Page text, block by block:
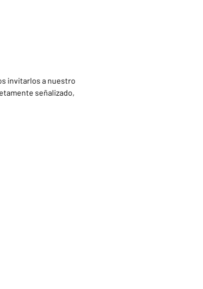
invitarlos a nuestro
señalizado,